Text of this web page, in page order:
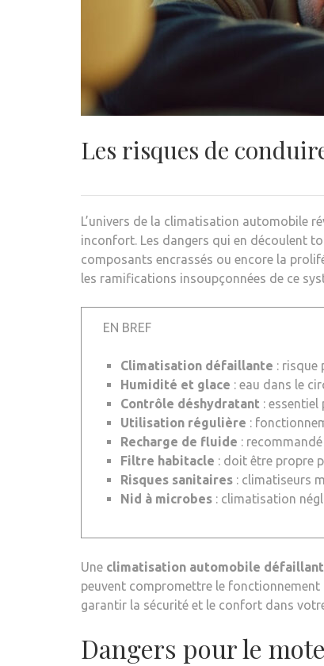
Les risques de
L’univers de la climatisation automobile
inconfort. Les dangers qui en découlent
composants encrassés ou encore la
les ramifications insoupçonnées de ce
EN BREF
Climatisation défaillante : risque
Humidité et glace : eau dans le
Contrôle déshydratant :
Utilisation régulière :
Recharge de fluide :
Filtre habitacle : doit être propre
Risques sanitaires: climatiseurs
Nid à microbes: climatisation
Une climatisation automobile
peuvent compromettre le
garantir la sécurité et le confort dans
Dangers pour le